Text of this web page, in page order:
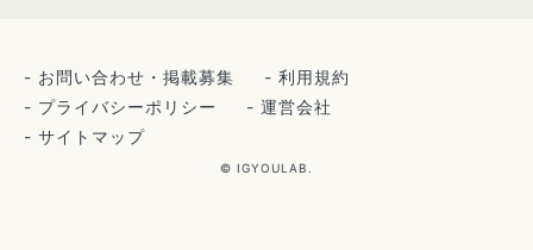
お問い合わせ・掲載募集
利用規約
プライバシーポリシー
運営会社
サイトマップ
© IGYOULAB.